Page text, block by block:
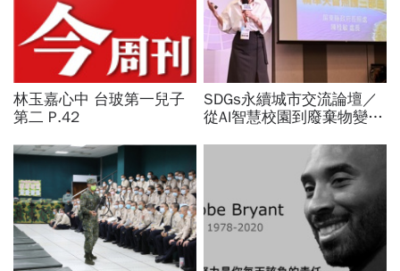
林玉嘉心中 台玻第一兒子
第二 P.42
SDGs永續城市交流論壇／
從AI智慧校園到廢棄物變綠
開亮點治理新解方